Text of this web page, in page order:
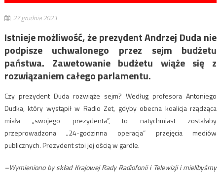
27 grudnia 2023
Istnieje możliwość, że prezydent Andrzej Duda nie
podpisze uchwalonego przez sejm budżetu
państwa. Zawetowanie budżetu wiąże się z
rozwiązaniem całego parlamentu.
Czy prezydent Duda rozwiąże sejm? Według profesora Antoniego
Dudka, który wystąpił w Radio Zet, gdyby obecna koalicja rządząca
miała „swojego prezydenta”, to natychmiast zostałaby
przeprowadzona „24-godzinna operacja” przejęcia mediów
publicznych. Prezydent stoi jej ością w gardle.
–Wymieniono by skład Krajowej Rady Radiofonii i Telewizji i mielibyśmy